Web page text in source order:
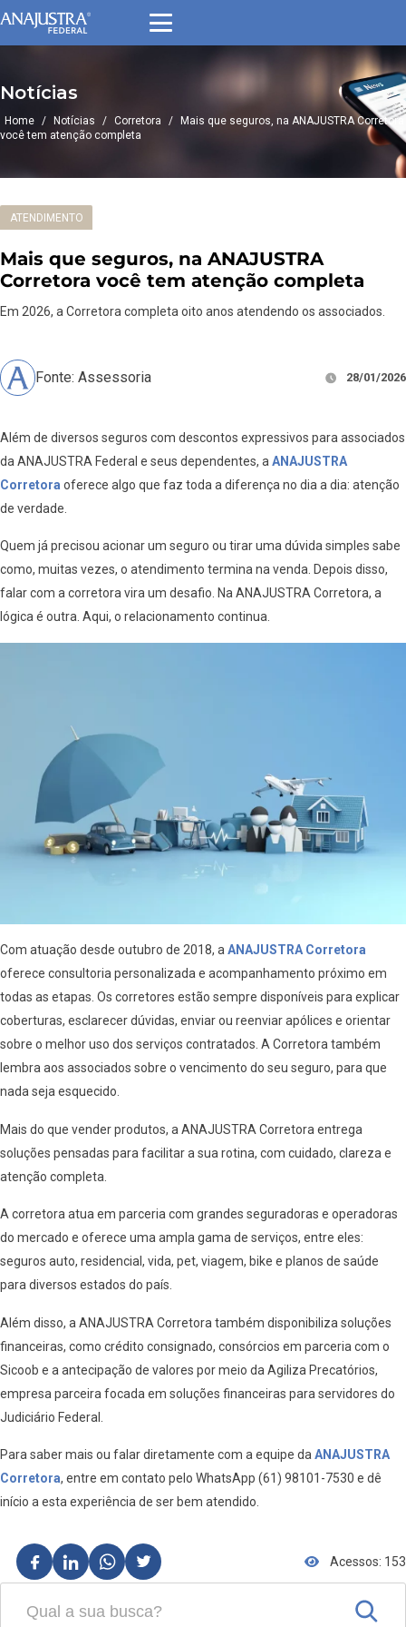
Notícias
Home / Notícias / Corretora /
Mais que seguros, na ANAJUSTRA Corretora
você tem atenção completa
ATENDIMENTO
Mais que seguros, na ANAJUSTRA
Corretora você tem atenção completa
Em 2026, a Corretora completa oito anos atendendo os associados.
Fonte: Assessoria 28/01/2026
Além de diversos seguros com descontos expressivos para associados
da ANAJUSTRA Federal e seus dependentes, a ANAJUSTRA
Corretora oferece algo que faz toda a diferença no dia a dia: atenção
de verdade.
Quem já precisou acionar um seguro ou tirar uma dúvida simples sabe
como, muitas vezes, o atendimento termina na venda. Depois disso,
falar com a corretora vira um desafio. Na ANAJUSTRA Corretora, a
lógica é outra. Aqui, o relacionamento continua.
Com atuação desde outubro de 2018, aANAJUSTRA Corretora
oferece consultoria personalizada e acompanhamento próximo em
todas as etapas. Os corretores estão sempre disponíveis para explicar
coberturas, esclarecer dúvidas, enviar ou reenviar apólices e orientar
sobre o melhor uso dos serviços contratados. A Corretora também
lembra aos associados sobre o vencimento do seu seguro, para que
nada seja esquecido.
Mais do que vender produtos, a ANAJUSTRA Corretora entrega
soluções pensadas para facilitar a sua rotina, com cuidado, clareza e
atenção completa.
A corretora atua em parceria com grandes seguradoras e operadoras
do mercado e oferece uma ampla gama de serviços, entre eles:
seguros auto, residencial, vida, pet, viagem, bike e planos de saúde
para diversos estados do país.
Além disso, a ANAJUSTRA Corretora também disponibiliza soluções
financeiras, como crédito consignado, consórcios em parceria com o
Sicoob e a antecipação de valores por meio da Agiliza Precatórios,
empresa parceira focada em soluções financeiras para servidores do
Judiciário Federal.
Para saber mais ou falar diretamente com a equipe daANAJUSTRA
Corretora, entre em contato pelo WhatsApp (61) 98101-7530 e dê
início a esta experiência de ser bem atendido.
Acessos: 153